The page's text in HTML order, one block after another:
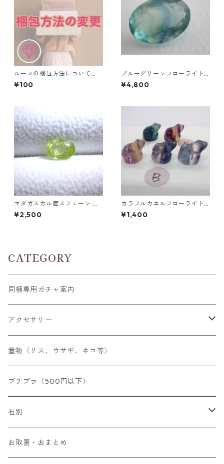
ルースの梱包方法について
（ルースケース利用の追加料
金）
¥100
ブルーグリーンフローライト
オーバルカットルース 10.2ct
15.4mm*11.1mm*8.0mm
¥4,800
マダガスカル産スフェーン オ
ーバルカットルース 0.86ct 6.
7mm*4.8mm*2.8mm
¥2,500
カラフルカエルフローライト
彫刻 置物 4.7g前後 高さ14m
m前後
¥1,400
CATEGORY
同梱専用ガチャ案内
アクセサリー
空枠
リング
ペンダントトップ
ブローチ
置物（リス、ウサギ、ネコ等）
プチプラ（500円以下）
石別
アイオライト
お取置・おまとめ